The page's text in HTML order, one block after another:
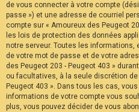
de vous connecter à votre compte
passe ») et une adresse de courriel
compte sur « Amoureux des Peugeot
les lois de protection des données
notre serveur. Toutes les informations,
de votre mot de passe et de votre
des Peugeot 203 - Peugeot 403 »
ou facultatives, à la seule discrétion
Peugeot 403 ». Dans tous les cas,
informations de votre compte vous
plus, vous pouvez décider de vous